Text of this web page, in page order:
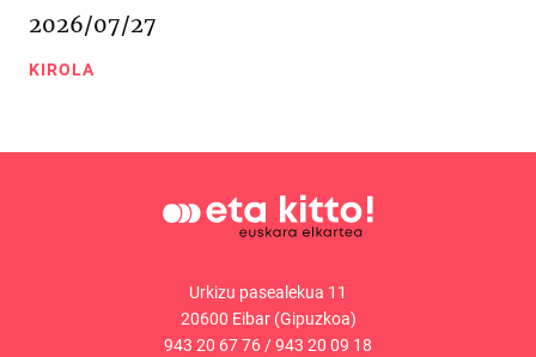
2026/07/27
KIROLA
Urkizu pasealekua 11
20600 Eibar (Gipuzkoa)
943 20 67 76/943 20 09 18